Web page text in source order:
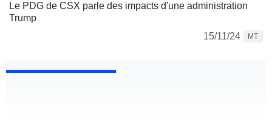
Le PDG de CSX parle des impacts d'une administration
Trump
15/11/24
MT